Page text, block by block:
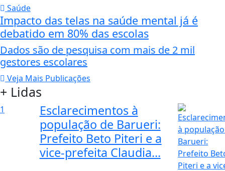
Saúde
Impacto das telas na saúde mental já é
debatido em 80% das escolas
Dados são de pesquisa com mais de 2 mil
gestores escolares
Veja Mais Publicações
+ Lidas
1
Esclarecimentos à
população de Barueri:
Prefeito Beto Piteri e a
vice-prefeita Claudia...